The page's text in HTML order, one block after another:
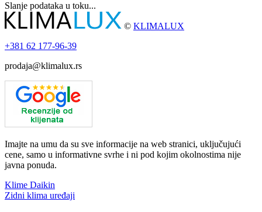
Slanje podataka u toku...
© KLIMALUX
+381 62 177-96-39
prodaja@klimalux.rs
Imajte na umu da su sve informacije na web stranici, uključujući
cene, samo u informativne svrhe i ni pod kojim okolnostima nije
javna ponuda.
Klime Daikin
Zidni klima uređaji